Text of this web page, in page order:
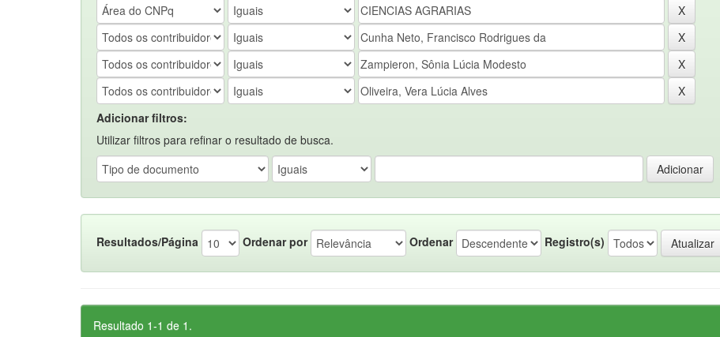
Adicionar filtros:
Utilizar filtros para refinar o resultado de busca.
Resultados/Página Ordenar por Ordenar Registro(s)
Resultado 1-1 de 1.